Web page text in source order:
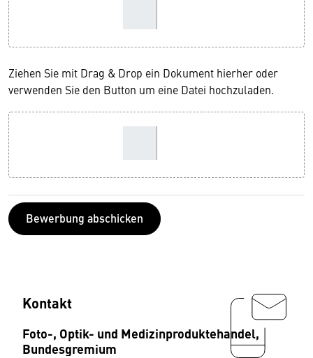
Ziehen Sie mit Drag & Drop ein Dokument hierher oder
verwenden Sie den Button um eine Datei hochzuladen.
Bewerbung abschicken
Kontakt
Foto-, Optik- und Medizinproduktehandel,
Bundesgremium